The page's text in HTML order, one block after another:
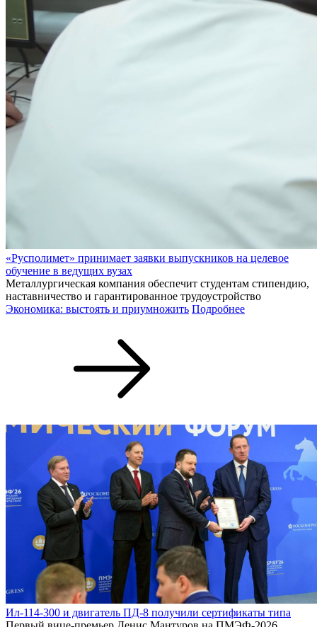
«Русполимет» принимает заявки выпускников на целевое
обучение в ведущих вузах
Металлургическая компания обеспечит студентам стипендию,
наставничество и гарантированное трудоустройство
Экономика: выстоять и приумножить Подробнее
Ил-114-300 и двигатель ПД-8 получили сертификаты типа